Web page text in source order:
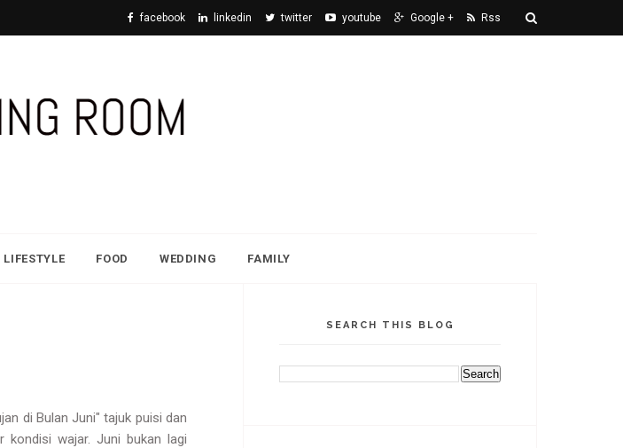
facebook linkedin twitter youtube Google + Rss
LIFESTYLE FOOD WEDDING FAMILY
di Bulan Juni" tajuk puisi dan
kondisi wajar. Juni bukan lagi
SEARCH THIS BLOG